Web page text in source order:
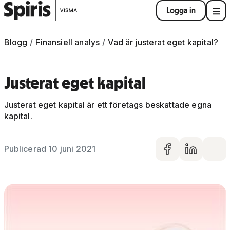
Logga in
Blogg Finansiell analys Vad är justerat eget kapital?
Justerat eget kapital
Justerat eget kapital är ett företags beskattade egna
kapital.
Publicerad 10 juni 2021 Dela på
Dela